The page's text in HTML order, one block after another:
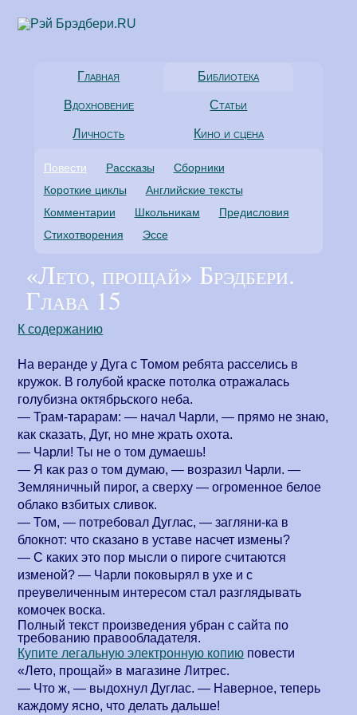
Главная Библиотека
Вдохновение Статьи
Личность Кино и сцена
Повести Рассказы
Сборники
Короткие циклы
Английские тексты
Комментарии
Школьникам
Предисловия
Стихотворения
Эссе
«Лето, прощай» Брэдбери.
Глава 15
К содержанию
На веранде у Дуга с Томом ребята расселись в
кружок. В голубой краске потолка отражалась
голубизна октябрьского неба.
— Трам-тарарам: — начал Чарли, — прямо не знаю,
как сказать, Дуг, но мне жрать охота.
— Чарли! Ты не о том думаешь!
— Я как раз о том думаю, — возразил Чарли. —
Земляничный пирог, а сверху — огроменное белое
облако взбитых сливок.
— Том, — потребовал Дуглас, — загляни-ка в
блокнот: что сказано в уставе насчет измены?
— С каких это пор мысли о пироге считаются
изменой? — Чарли поковырял в ухе и с
преувеличенным интересом стал разглядывать
комочек воска.
Полный текст произведения убран с сайта по
требованию правообладателя.
Купите легальную электронную копию повести
«Лето, прощай» в магазине Литрес.
— Что ж, — выдохнул Дуглас. — Наверное, теперь
каждому ясно, что делать дальше!